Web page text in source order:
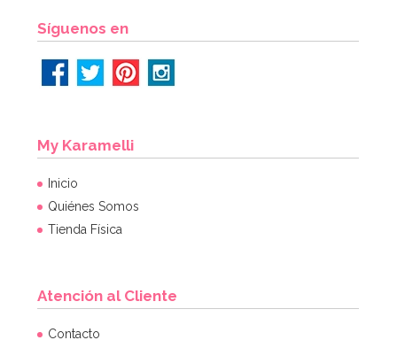
Síguenos en
My Karamelli
Inicio
Quiénes Somos
Tienda Física
Atención al Cliente
Contacto